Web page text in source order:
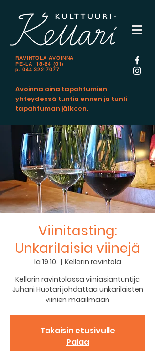
RAVINTOLA AVOINNA
PE-LA 18-24 (01)
p. 044 322 7077
Avoinna aina tapahtumien
yhteydessä tuntia ennen ja tunti
tapahtuman jälkeen.
Viinitasting:
Unkarilaisia viinejä
la 19.10.
  |
Kellarin ravintola
Kellarin ravintolassa viiniasiantuntija
Juhani Huotari johdattaa unkarilaisten
viinien maailmaan
Takaisin etusivulle
Palaa